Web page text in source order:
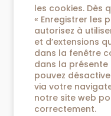
les cookies. Dès
« Enregistrer les
autorisez à
et d’extensions
dans la fenêtre
dans la présente
pouvez
via votre
notre site web
correctement.